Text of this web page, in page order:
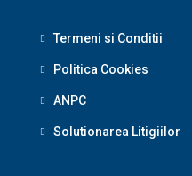
Termeni si Conditii
Politica Cookies
ANPC
Solutionarea Litigiilor